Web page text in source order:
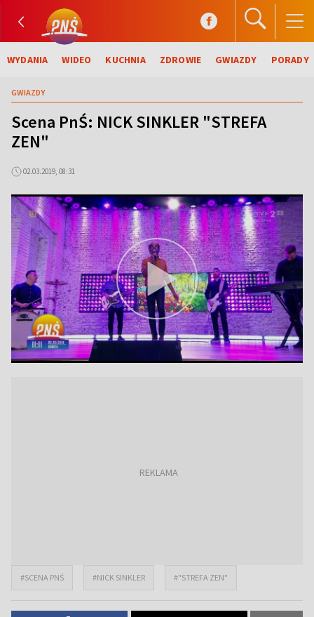
WYDANIA WIDEO KUCHNIA ZDROWIE GWIAZDY PORADY
GWIAZDY
Scena PnŚ: NICK SINKLER "STREFA
ZEN"
02.03.2019, 08:31
#SCENA PNŚ #NICK SINKLER #"STREFA ZEN"